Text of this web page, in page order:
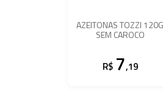
AZEITONAS TOZZI 120G
SEM CAROCO
R$ 7,19